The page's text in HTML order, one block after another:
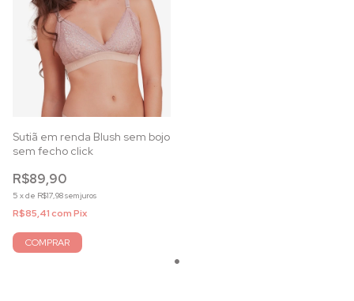
Sutiã em renda Blush sem bojo
sem fecho click
R$89,90
5 xde R$17,98sem juros
R$85,41comPix
COMPRAR